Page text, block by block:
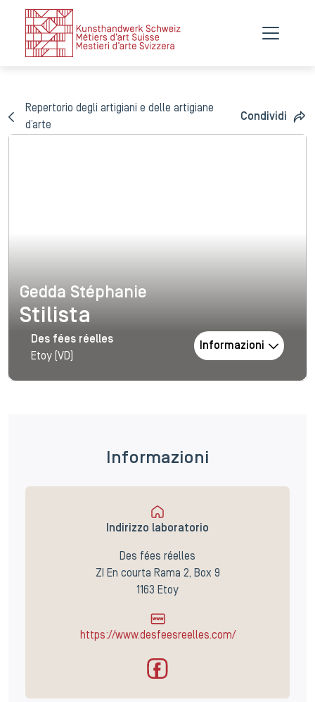
Repertorio degli artigiani e delle artigiane
d’arte
Condividi
Gedda Stéphanie
Gedda Stéphanie
Stilista
Des fées réelles
Etoy (VD)
Informazioni
Informazioni
Indirizzo laboratorio
Des fées réelles
ZI En courta Rama 2, Box 9
1163 Etoy
https://www.desfeesreelles.com/